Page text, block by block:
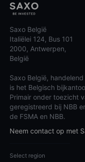
Saxo België
Italiëlei 124, Bus 101
2000, Antwerpen,
België
Saxo België,
is het Belgisch
Primair onder toezicht
geregistreerd bij NBB
de FSMA en NBB.
Neem contact op met
Select region